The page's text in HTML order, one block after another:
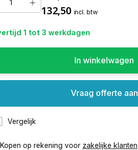
132,50 incl. btw
1 tot 3 werkdagen
In winkelwagen
Vergelijk
Vraag offerte aan
Kopen op rekening voor zakelijke klanten